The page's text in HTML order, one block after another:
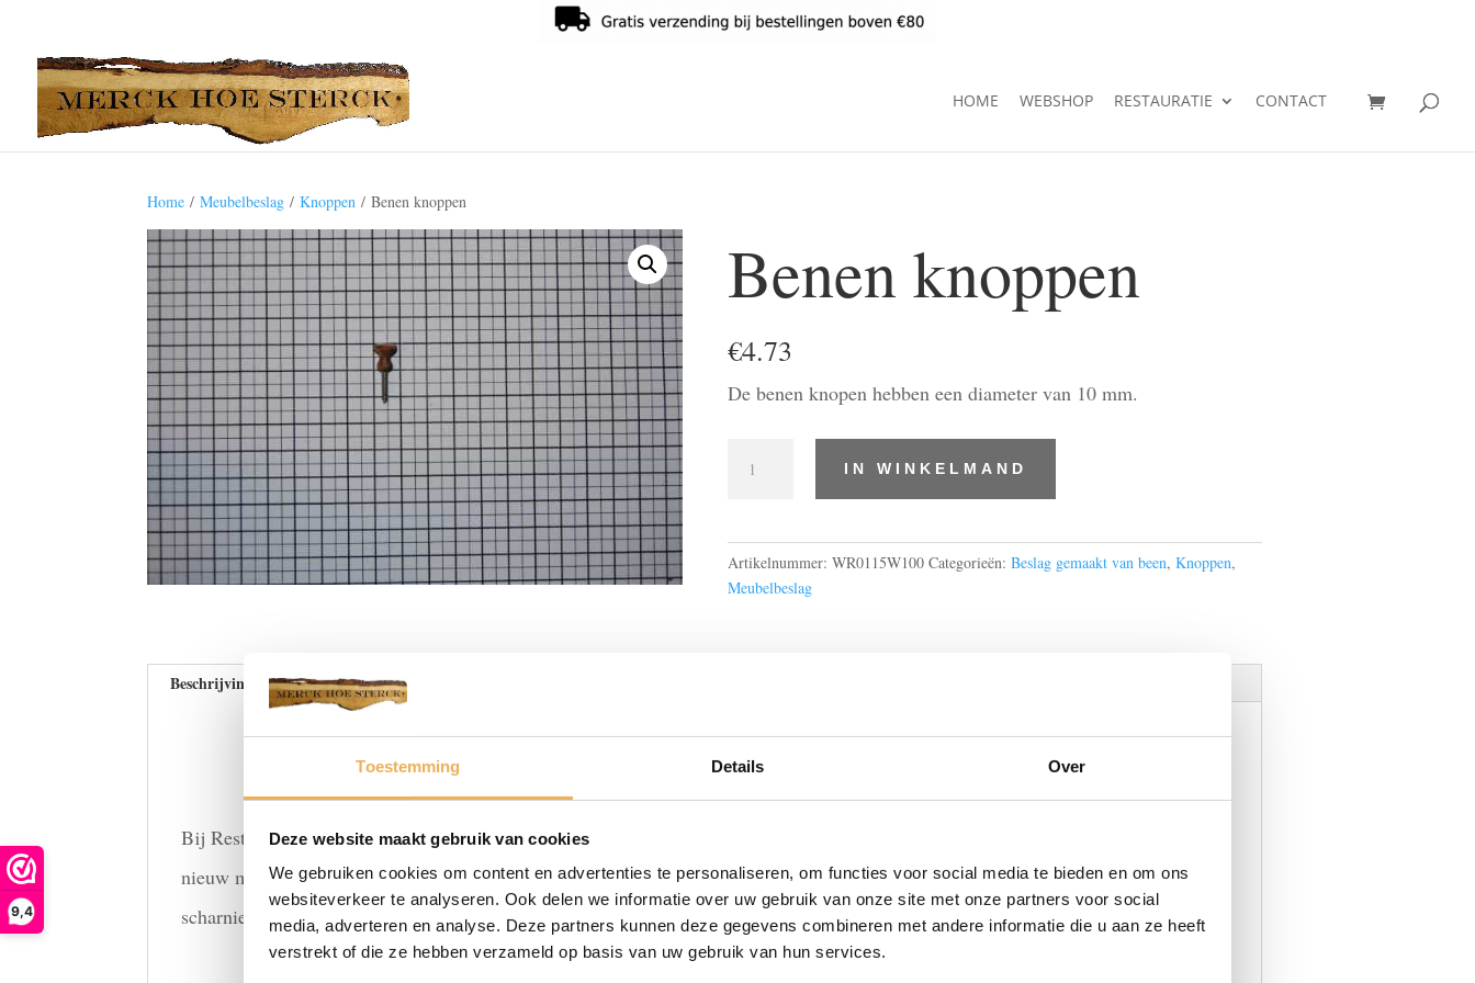
Toestemming Details Over
Deze website maakt gebruik van cookies
We gebruiken cookies om content en advertenties te personaliseren, om functies voor social media te bieden en om ons
websiteverkeer te analyseren. Ook delen we informatie over uw gebruik van onze site met onze partners voor social
media, adverteren en analyse. Deze partners kunnen deze gegevens combineren met andere informatie die u aan ze heeft
verstrekt of die ze hebben verzameld op basis van uw gebruik van hun services.
9,4
HOME WEBSHOP RESTAURATIE CONTACT
Home /Meubelbeslag /Knoppen / Benen knoppen
Benen knoppen
€4.73
De benen knopen hebben een diameter van 10 mm.
knoppen
IN WINKELMAND
Artikelnummer: WR0115W100 Categorieën: Beslag gemaakt van been, Knoppen,
Meubelbeslag
Beschrijving Beoordelingen (0)
BESCHRIJVING
Bij Restauratieproducten bieden wij een zeer groot aanbod aan meubelbeslag. Of u nou een oud meubel op knapt óf juist een
nieuw meubel laat maken. Meubelbeslag is essentieel voor deze oude tafel, kast of stoel. We hebben diverse meubeldeurgrepen,
scharnieren of sleutelplaten die allemaal kunnen bijdragen aan uw styling. Ga voor antiek of juist modern met leer.